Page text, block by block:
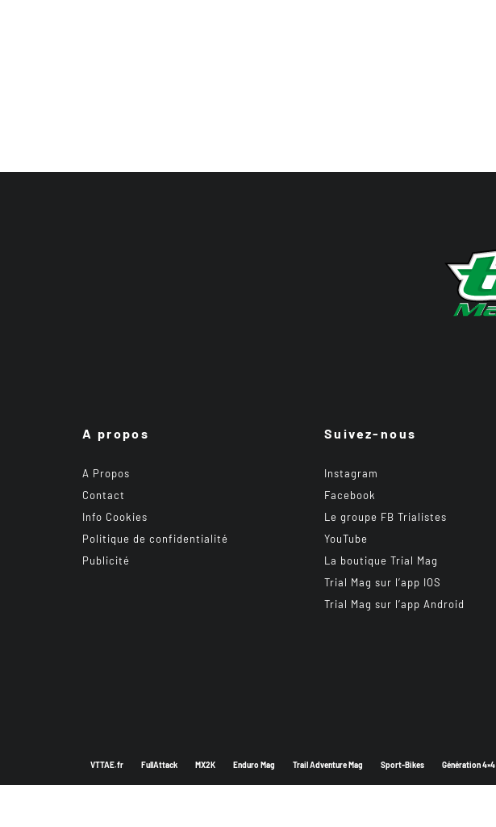
A propos
A Propos
Contact
Info Cookies
Politique de confidentialité
Publicité
Suivez-nous
Instagram
Facebook
Le groupe FB Trialistes
YouTube
La boutique Trial Mag
Trial Mag sur l’app IOS
Trial Mag sur l’app Android
VTTAE.fr FullAttack MX2K Enduro Mag Trail Adventure Mag Sport-Bikes Génération 4×4